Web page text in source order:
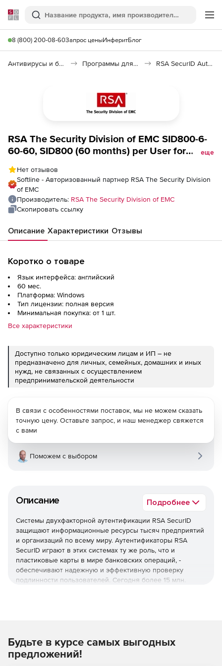
Softline
Поиск
8 (800) 200-08-60Запрос ценыИнферитБлог
Антивирусы и безопасность Программы для защиты информации RSA SecurID Authenticator
RSA The Security Division of EMC SID800-6-
60-60, SID800 (60 months) per User for
еще
Нет отзывов
Softline - Авторизованный партнер RSA The Security Division
of EMC
Производитель: RSA The Security Division of EMC
Скопировать ссылку
Описание Характеристики Отзывы
Коротко о товаре
Язык интерфейса: английский
60 мес.
Платформа: Windows
Тип лицензии: полная версия
Минимальная покупка: от 1 шт.
Все характеристики
Доступно только юридическим лицам и ИП – не
предназначено для личных, семейных, домашних и иных
нужд, не связанных с осуществлением
предпринимательской деятельности
Описание Подробнее
Системы двухфакторной аутентификации RSA SecurID
защищают информационные ресурсы тысяч предприятий
и организаций по всему миру. Аутентификаторы RSA
SecurID играют в этих системах ту же роль, что и
пластиковые карты в мире банковских операций, -
обеспечивают надежную и эффективную проверку
подлинности пользователей. Сегодня более 15 млн.
систем двухфакторной аутентификации RSA SecurID
создают отличные условия для централизованного
управления безопасностью и быстрой окупаемости
В связи с особенностями поставок, мы не можем сказать
точную цену. Оставьте запрос, и наш менеджер свяжется
с вами
Поможем с выбором
Будьте в курсе самых выгодных
предложений!